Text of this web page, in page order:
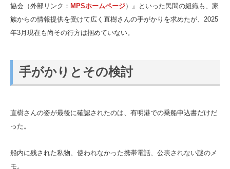
協会（外部リンク： MPSホームページ）』といった民間の組織も、家
族からの情報提供を受けて広く直樹さんの手がかりを求めたが、2025
年3月現在も尚その行方は掴めていない。
手がかりとその検討
直樹さんの姿が最後に確認されたのは、有明港での乗船申込書だけだ
った。
船内に残された私物、使われなかった携帯電話、公表されない謎のメ
モ。